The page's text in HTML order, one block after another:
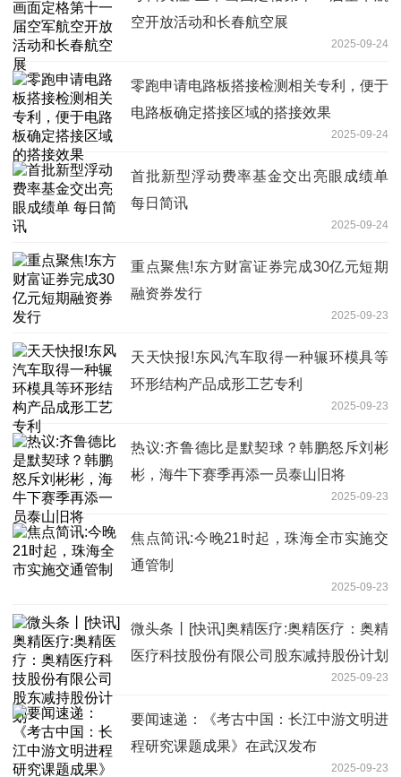
空开放活动和长春航空展
2025-09-24
零跑申请电路板搭接检测相关专利，便于
电路板确定搭接区域的搭接效果
2025-09-24
首批新型浮动费率基金交出亮眼成绩单
每日简讯
2025-09-24
重点聚焦!东方财富证券完成30亿元短期
融资券发行
2025-09-23
天天快报!东风汽车取得一种辗环模具等
环形结构产品成形工艺专利
2025-09-23
热议:齐鲁德比是默契球？韩鹏怒斥刘彬
彬，海牛下赛季再添一员泰山旧将
2025-09-23
焦点简讯:今晚21时起，珠海全市实施交
通管制
2025-09-23
微头条丨[快讯]奥精医疗:奥精医疗：奥精
医疗科技股份有限公司股东减持股份计划
2025-09-23
要闻速递：《考古中国：长江中游文明进
程研究课题成果》在武汉发布
2025-09-23